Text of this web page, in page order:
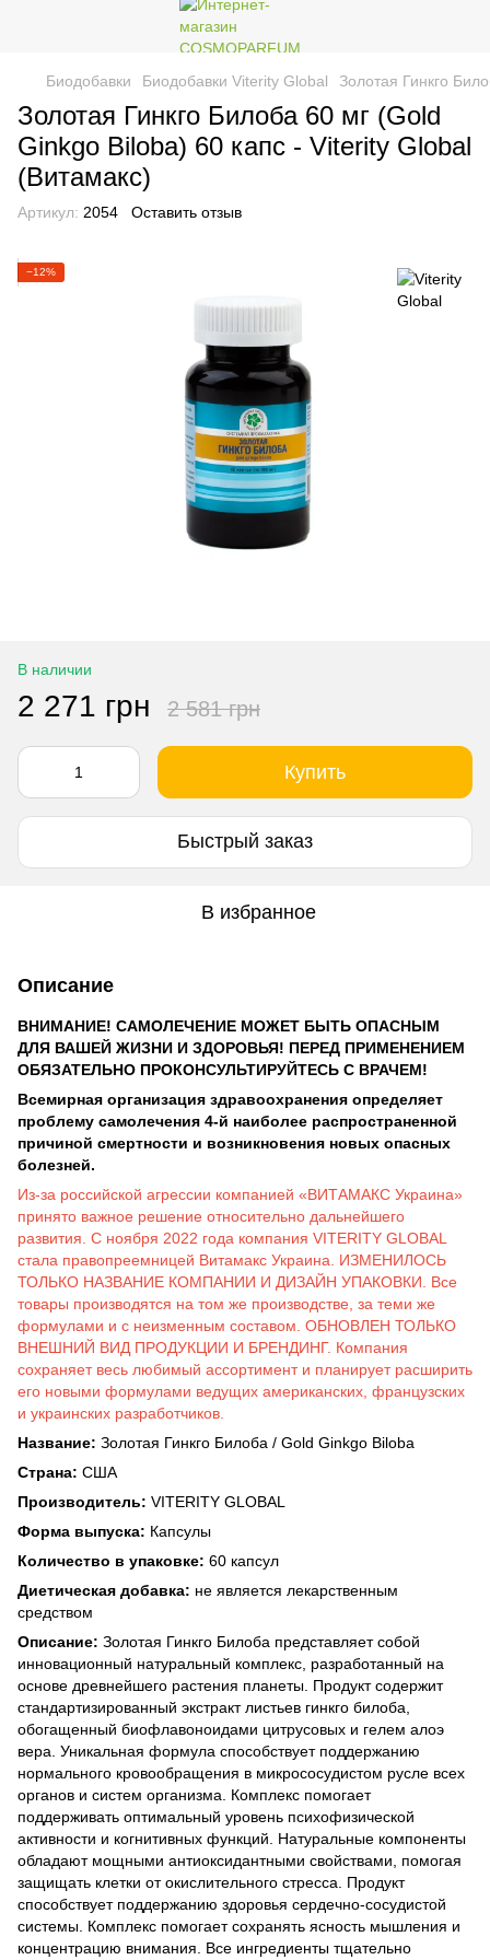
Биодобавки Биодобавки Viterity Global Золотая Гинкго
Золотая Гинкго Билоба 60 мг (Gold
Ginkgo Biloba) 60 капс - Viterity Global
(Витамакс)
Артикул: 2054 Оставить отзыв
−12%
В наличии
2 271 грн 2 581 грн
Купить
Быстрый заказ
В избранное
Описание
ВНИМАНИЕ! САМОЛЕЧЕНИЕ МОЖЕТ БЫТЬ ОПАСНЫМ
ДЛЯ ВАШЕЙ ЖИЗНИ И ЗДОРОВЬЯ! ПЕРЕД ПРИМЕНЕНИЕМ
ОБЯЗАТЕЛЬНО ПРОКОНСУЛЬТИРУЙТЕСЬ С ВРАЧЕМ!
Всемирная организация здравоохранения определяет
проблему самолечения 4-й наиболее распространенной
причиной смертности и возникновения новых опасных
болезней.
Из-за российской агрессии компанией «ВИТАМАКС Украина»
принято важное решение относительно дальнейшего
развития. С ноября 2022 года компания VITERITY GLOBAL
стала правопреемницей Витамакс Украина. ИЗМЕНИЛОСЬ
ТОЛЬКО НАЗВАНИЕ КОМПАНИИ И ДИЗАЙН УПАКОВКИ. Все
товары производятся на том же производстве, за теми же
формулами и с неизменным составом. ОБНОВЛЕН ТОЛЬКО
ВНЕШНИЙ ВИД ПРОДУКЦИИ И БРЕНДИНГ. Компания
сохраняет весь любимый ассортимент и планирует расширить
его новыми формулами ведущих американских, французских
и украинских разработчиков.
Название: Золотая Гинкго Билоба / Gold Ginkgo Biloba
Страна: США
Производитель: VITERITY GLOBAL
Форма выпуска: Капсулы
Количество в упаковке: 60 капсул
Диетическая добавка: не является лекарственным
средством
Описание: Золотая Гинкго Билоба представляет собой
инновационный натуральный комплекс, разработанный на
основе древнейшего растения планеты. Продукт содержит
стандартизированный экстракт листьев гинкго билоба,
обогащенный биофлавоноидами цитрусовых и гелем алоэ
вера. Уникальная формула способствует поддержанию
нормального кровообращения в микрососудистом русле всех
органов и систем организма. Комплекс помогает
поддерживать оптимальный уровень психофизической
активности и когнитивных функций. Натуральные компоненты
обладают мощными антиоксидантными свойствами, помогая
защищать клетки от окислительного стресса. Продукт
способствует поддержанию здоровья сердечно-сосудистой
системы. Комплекс помогает сохранять ясность мышления и
концентрацию внимания. Все ингредиенты тщательно